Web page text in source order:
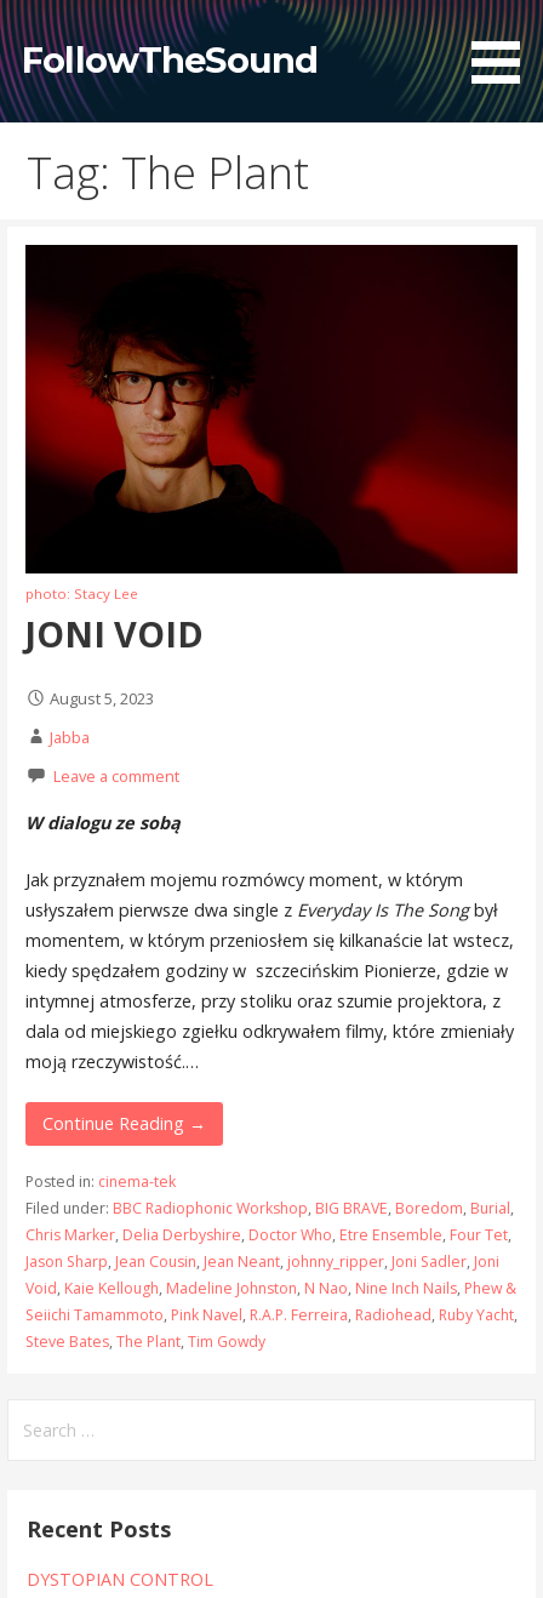
Skip
to
content
FollowTheSound
Tag: The Plant
photo: Stacy Lee
JONI VOID
August 5, 2023
Jabba
Leave a comment
W dialogu ze sobą
Jak przyznałem mojemu rozmówcy moment, w którym
usłyszałem pierwsze dwa single z Everyday Is The Songbył
momentem, w którym przeniosłem się kilkanaście lat wstecz,
kiedy spędzałem godziny w szczecińskim Pionierze, gdzie w
intymnej atmosferze, przy stoliku oraz szumie projektora, z
dala od miejskiego zgiełku odkrywałem filmy, które zmieniały
moją rzeczywistość.…
Continue Reading →
Posted in: cinema-tek
Filed under: BBC Radiophonic Workshop, BIG BRAVE, Boredom, Burial,
Chris Marker, Delia Derbyshire, Doctor Who, Etre Ensemble, Four Tet,
Jason Sharp, Jean Cousin, Jean Neant, johnny_ripper, Joni Sadler, Joni
Void, Kaie Kellough, Madeline Johnston, N Nao, Nine Inch Nails, Phew &
Seiichi Tamammoto, Pink Navel, R.A.P. Ferreira, Radiohead, Ruby Yacht,
Steve Bates, The Plant, Tim Gowdy
for:
Recent Posts
DYSTOPIAN CONTROL